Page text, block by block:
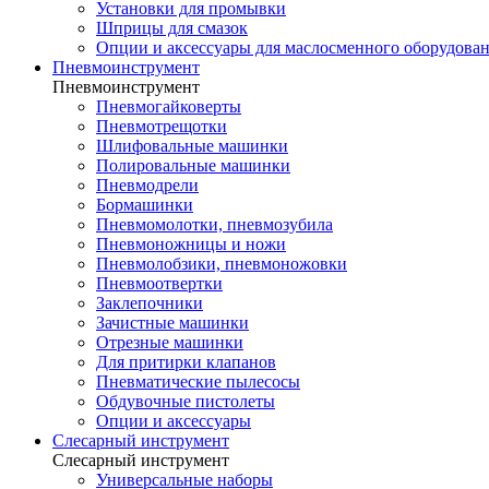
Установки для промывки
Шприцы для смазок
Опции и аксессуары для маслосменного
Пневмоинструмент
Пневмоинструмент
Пневмогайковерты
Пневмотрещотки
Шлифовальные машинки
Полировальные машинки
Пневмодрели
Бормашинки
Пневмомолотки, пневмозубила
Пневмоножницы и ножи
Пневмолобзики, пневмоножовки
Пневмоотвертки
Заклепочники
Зачистные машинки
Отрезные машинки
Для притирки клапанов
Пневматические пылесосы
Обдувочные пистолеты
Опции и аксессуары
Слесарный инструмент
Слесарный инструмент
Универсальные наборы